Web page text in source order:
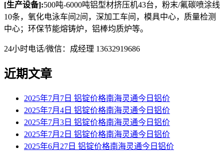
[生产设备]:500吨-6000吨铝型材挤压机43台，粉末/氟碳喷涂线
10条，氧化电泳车间2间，深加工车间，模具中心，质量检测
中心；环保节能熔铸炉，铝棒均质炉等。
24小时电话/微信：成经理 13632919686
近期文章
2025年7月7日 铝锭价格南海灵通今日铝价
2025年7月4日 铝锭价格南海灵通今日铝价
2025年7月3日 铝锭价格南海灵通今日铝价
2025年7月2日 铝锭价格南海灵通今日铝价
2025年6月27日 铝锭价格南海灵通今日铝价